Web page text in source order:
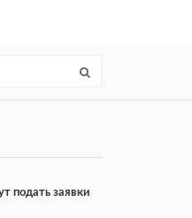
подать заявки